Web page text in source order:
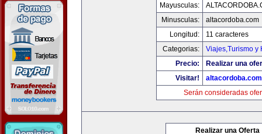
Mayusculas:
Minusculas:
altacordoba.com
Longitud:
11 caracteres
Categorias:
Viajes,Turismo y
Precio:
Realizar una
Visitar!
altacordoba.com
Serán consideradas
Realizar una Oferta